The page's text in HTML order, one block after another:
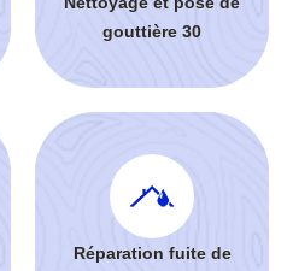
gouttière 30
Réparation fuite de